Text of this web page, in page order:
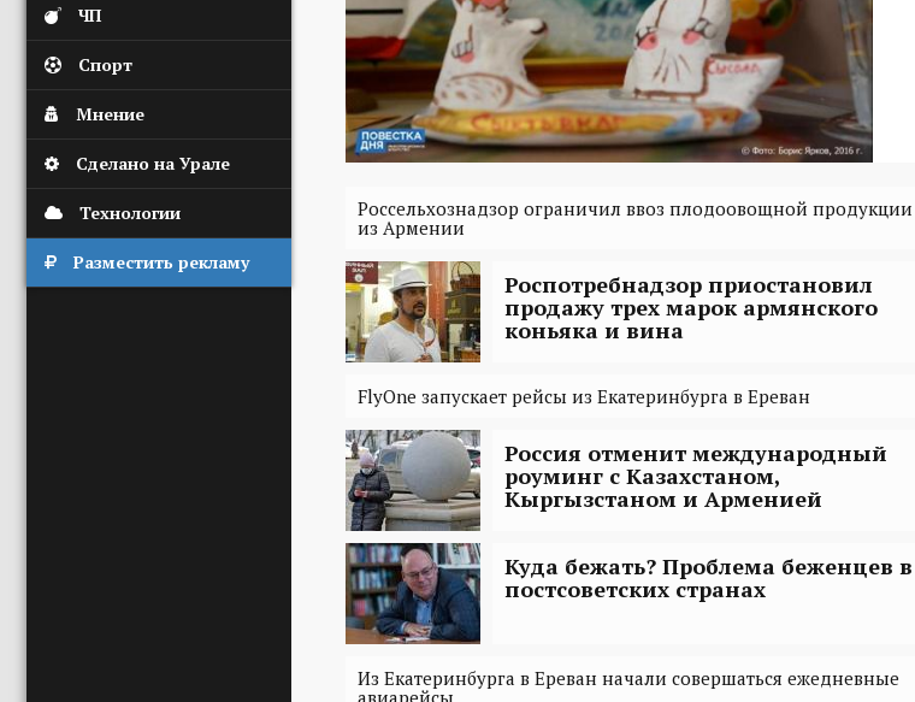
ЧП
Спорт
Мнение
Сделано на Урале
Технологии
Разместить рекламу
Россельхознадзор ограничил ввоз плодоовощной продукции
из Армении
Роспотребнадзор приостановил
продажу трех марок армянского
коньяка и вина
FlyOne запускает рейсы из Екатеринбурга в Ереван
Россия отменит международный
роуминг с Казахстаном,
Кыргызстаном и Арменией
Куда бежать? Проблема беженцев в
постсоветских странах
Из Екатеринбурга в Ереван начали совершаться ежедневные
авиарейсы